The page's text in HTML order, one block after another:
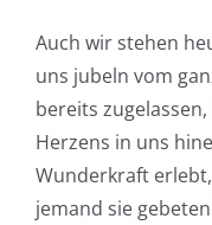
Auch wir stehen
uns jubeln vom
bereits
Herzens in uns
Wunderkraft
jemand sie